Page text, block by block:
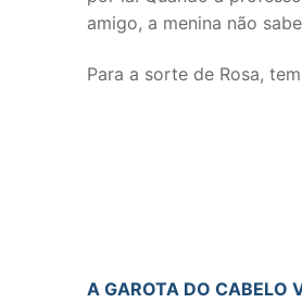
amigo, a menina não
Para a sorte de Rosa,
A GAROTA DO CABELO